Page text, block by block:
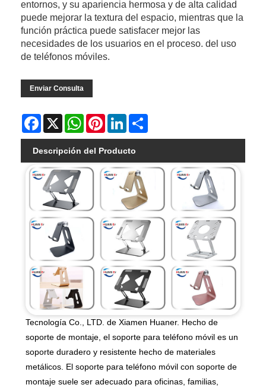
entornos, y su apariencia hermosa y de alta calidad
puede mejorar la textura del espacio, mientras que la
función práctica puede satisfacer mejor las
necesidades de los usuarios en el proceso. del uso
de teléfonos móviles.
Enviar Consulta
Facebook
X WhatsAppPinterestLinkedIn
Descripción del Producto
Tecnología Co., LTD. de Xiamen Huaner. Hecho de
soporte de montaje, el soporte para teléfono móvil es un
soporte duradero y resistente hecho de materiales
metálicos. El soporte para teléfono móvil con soporte de
montaje suele ser adecuado para oficinas, familias,